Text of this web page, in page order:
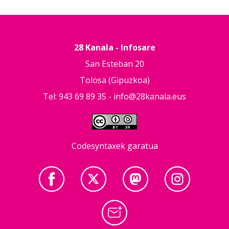
28 Kanala - Infosare
San Esteban 20
Tolosa (Gipuzkoa)
Tel: 943 69 89 35 - info@28kanala.eus
Codesyntaxek garatua